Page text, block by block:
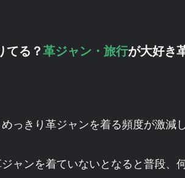
てる？革ジャン・旅行が大好き
っきり革ジャンを着る頻度が激減
ャンを着ていないとなると普段、